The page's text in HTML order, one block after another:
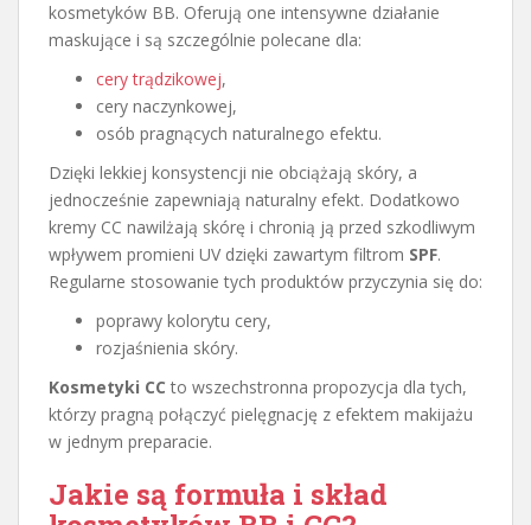
kosmetyków BB. Oferują one intensywne działanie
maskujące i są szczególnie polecane dla:
cery trądzikowej,
cery naczynkowej,
osób pragnących naturalnego efektu.
Dzięki lekkiej konsystencji nie obciążają skóry, a
jednocześnie zapewniają naturalny efekt. Dodatkowo
kremy CC nawilżają skórę i chronią ją przed szkodliwym
wpływem promieni UV dzięki zawartym filtrom SPF.
Regularne stosowanie tych produktów przyczynia się do:
poprawy kolorytu cery,
rozjaśnienia skóry.
Kosmetyki CC to wszechstronna propozycja dla tych,
którzy pragną połączyć pielęgnację z efektem makijażu
w jednym preparacie.
Jakie są formuła i skład